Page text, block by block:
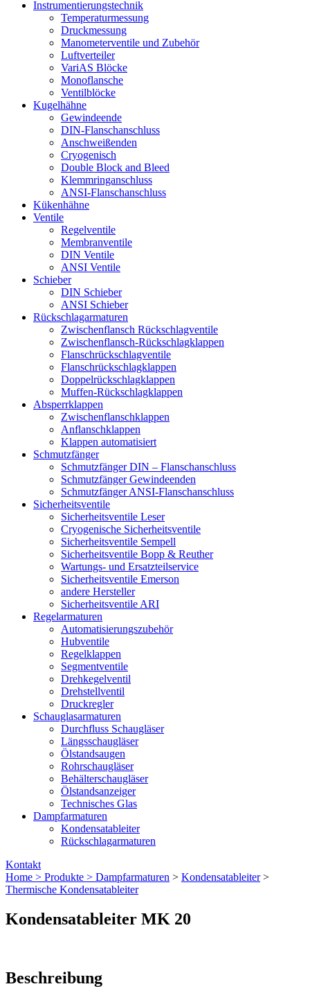
Instrumentierungs­technik
Temperaturmessung
Druckmessung
Manometerventile und Zubehör
Luftverteiler
VariAS Blöcke
Monoflansche
Ventilblöcke
Kugelhähne
Gewindeende
DIN-Flanschanschluss
Anschweißenden
Cryogenisch
Double Block and Bleed
Klemmringanschluss
ANSI-Flanschanschluss
Kükenhähne
Ventile
Regelventile
Membranventile
DIN Ventile
ANSI Ventile
Schieber
DIN Schieber
ANSI Schieber
Rückschlag­armaturen
Zwischenflansch Rückschlagventile
Zwischenflansch-Rückschlagklappen
Flanschrückschlagventile
Flanschrückschlagklappen
Doppelrückschlagklappen
Muffen-Rückschlagklappen
Absperrklappen
Zwischenflanschklappen
Anflanschklappen
Klappen automatisiert
Schmutzfänger
Schmutzfänger DIN – Flanschanschluss
Schmutzfänger Gewindeenden
Schmutzfänger ANSI-Flanschanschluss
Sicherheitsventile
Sicherheitsventile Leser
Cryogenische Sicherheitsventile
Sicherheitsventile Sempell
Sicherheitsventile Bopp & Reuther
Wartungs- und Ersatzteilservice
Sicherheitsventile Emerson
andere Hersteller
Sicherheitsventile ARI
Regelarmaturen
Automatisierungszubehör
Hubventile
Regelklappen
Segmentventile
Drehkegelventil
Drehstellventil
Druckregler
Schauglas­armaturen
Durchfluss Schaugläser
Längsschaugläser
Ölstandsaugen
Rohrschaugläser
Behälterschaugläser
Ölstandsanzeiger
Technisches Glas
Dampfarmaturen
Kondensatableiter
Rückschlagarmaturen
Kontakt
Home > Produkte > Dampfarmaturen > Kondensatableiter>
Thermische Kondensatableiter
Kondensatableiter MK 20
Beschreibung